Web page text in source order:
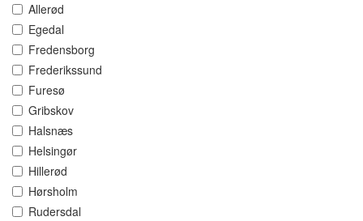
Allerød
Egedal
Fredensborg
Frederikssund
Furesø
Gribskov
Halsnæs
Helsingør
Hillerød
Hørsholm
Rudersdal